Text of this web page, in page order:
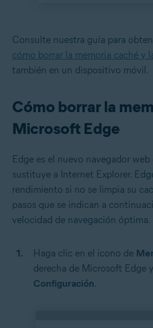
Consulte nuestra guía para
cómo borrar la memoria caché y
también en un dispositivo móvil.
Cómo borrar la
Microsoft Edge
Edge es el nuevo navegador
sustituye a Internet Explorer.
rendimiento si no se limpia su
pasos que se indican a
velocidad de navegación óptima.
Haga clic en el icono de
derecha de Microsoft Edge
Configuración.